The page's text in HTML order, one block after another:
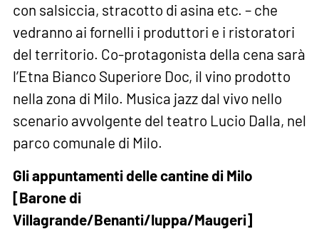
con salsiccia, stracotto di asina etc. – che
vedranno ai fornelli i produttori e i ristoratori
del territorio. Co-protagonista della cena sarà
l’Etna Bianco Superiore Doc, il vino prodotto
nella zona di Milo. Musica jazz dal vivo nello
scenario avvolgente del teatro Lucio Dalla, nel
parco comunale di Milo.
Gli appuntamenti delle cantine di Milo
[Barone di
Villagrande/Benanti/Iuppa/Maugeri]